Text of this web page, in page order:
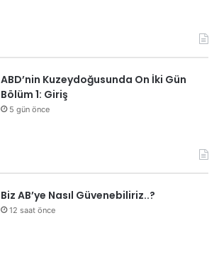
ABD’nin Kuzeydoğusunda On İki Gün
Bölüm 1: Giriş
5 gün önce
Biz AB’ye Nasıl Güvenebiliriz..?
12 saat önce